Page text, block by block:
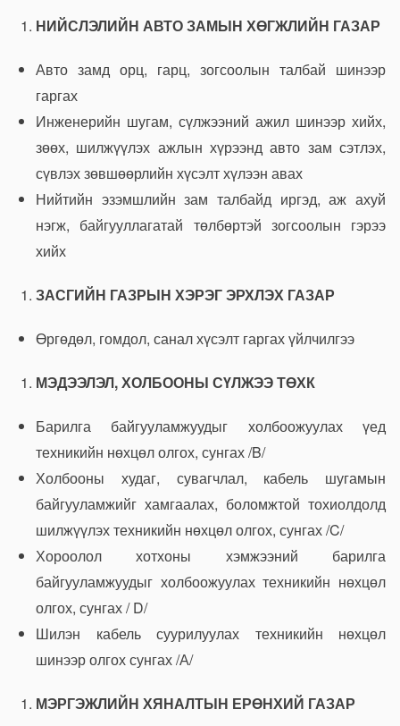
НИЙСЛЭЛИЙН АВТО ЗАМЫН ХӨГЖЛИЙН ГАЗАР
Авто замд орц, гарц, зогсоолын талбай шинээр
гаргах
Инженерийн шугам, сүлжээний ажил шинээр хийх,
зөөх, шилжүүлэх ажлын хүрээнд авто зам сэтлэх,
сүвлэх зөвшөөрлийн хүсэлт хүлээн авах
Нийтийн эзэмшлийн зам талбайд иргэд, аж ахуй
нэгж, байгууллагатай төлбөртэй зогсоолын гэрээ
хийх
ЗАСГИЙН ГАЗРЫН ХЭРЭГ ЭРХЛЭХ ГАЗАР
Өргөдөл, гомдол, санал хүсэлт гаргах үйлчилгээ
МЭДЭЭЛЭЛ, ХОЛБООНЫ СҮЛЖЭЭ ТӨХК
Барилга байгууламжуудыг холбоожуулах үед
техникийн нөхцөл олгох, сунгах /B/
Холбооны худаг, сувагчлал, кабель шугамын
байгууламжийг хамгаалах, боломжтой тохиолдолд
шилжүүлэх техникийн нөхцөл олгох, сунгах /C/
Хороолол хотхоны хэмжээний барилга
байгууламжуудыг холбоожуулах техникийн нөхцөл
олгох, сунгах / D/
Шилэн кабель суурилуулах техникийн нөхцөл
шинээр олгох сунгах /А/
МЭРГЭЖЛИЙН ХЯНАЛТЫН ЕРӨНХИЙ ГАЗАР